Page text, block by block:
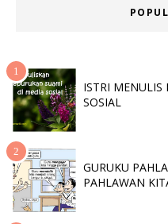
ISTRI
SOSIAL
GURUKU
PAHLAWAN